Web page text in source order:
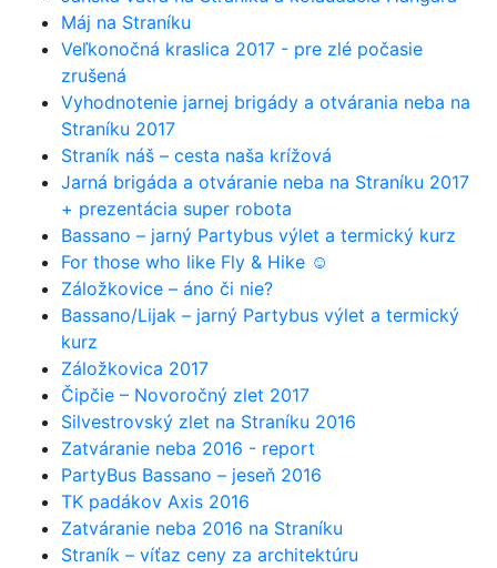
Máj na Straníku
Veľkonočná kraslica 2017 - pre zlé počasie
zrušená
Vyhodnotenie jarnej brigády a otvárania neba na
Straníku 2017
Straník náš – cesta naša krížová
Jarná brigáda a otváranie neba na Straníku 2017
+ prezentácia super robota
Bassano – jarný Partybus výlet a termický kurz
For those who like Fly & Hike ☺
Záložkovice – áno či nie?
Bassano/Lijak – jarný Partybus výlet a termický
kurz
Záložkovica 2017
Čipčie – Novoročný zlet 2017
Silvestrovský zlet na Straníku 2016
Zatváranie neba 2016 - report
PartyBus Bassano – jeseň 2016
TK padákov Axis 2016
Zatváranie neba 2016 na Straníku
Straník – víťaz ceny za architektúru